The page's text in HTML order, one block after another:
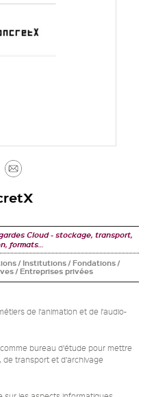
Imprimer
Cloud
stockage, transport,
formats…
/ Institutions / Fondations /
/ Entreprises privées
de l’animation et de l’audio-
bureau d’étude pour mettre
transport et d’archivage